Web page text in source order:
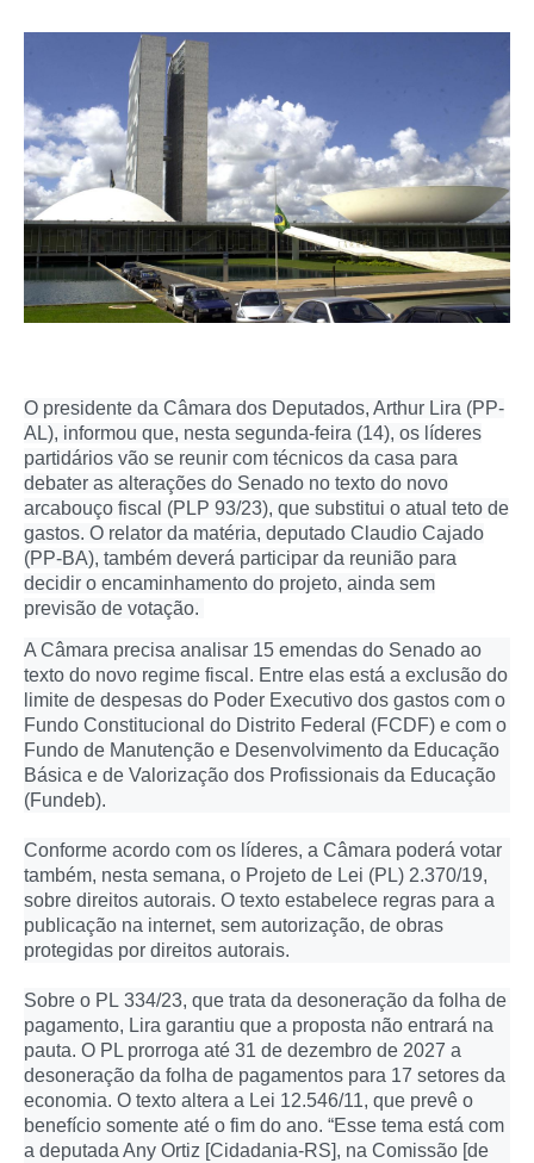
O presidente da Câmara dos Deputados, Arthur Lira (PP-
AL), informou que, nesta segunda-feira (14), os líderes
partidários vão se reunir com técnicos da casa para
debater as alterações do Senado no texto do novo
arcabouço fiscal (PLP 93/23), que substitui o atual teto de
gastos. O relator da matéria, deputado Claudio Cajado
(PP-BA), também deverá participar da reunião para
decidir o encaminhamento do projeto, ainda sem
previsão de votação.
A Câmara precisa analisar 15 emendas do Senado ao
texto do novo regime fiscal. Entre elas está a exclusão do
limite de despesas do Poder Executivo dos gastos com o
Fundo Constitucional do Distrito Federal (FCDF) e com o
Fundo de Manutenção e Desenvolvimento da Educação
Básica e de Valorização dos Profissionais da Educação
(Fundeb).
Conforme acordo com os líderes, a Câmara poderá votar
também, nesta semana, o Projeto de Lei (PL) 2.370/19,
sobre direitos autorais. O texto estabelece regras para a
publicação na internet, sem autorização, de obras
protegidas por direitos autorais.
Sobre o PL 334/23, que trata da desoneração da folha de
pagamento, Lira garantiu que a proposta não entrará na
pauta. O PL prorroga até 31 de dezembro de 2027 a
desoneração da folha de pagamentos para 17 setores da
economia. O texto altera a Lei 12.546/11, que prevê o
benefício somente até o fim do ano. “Esse tema está com
a deputada Any Ortiz [Cidadania-RS], na Comissão [de